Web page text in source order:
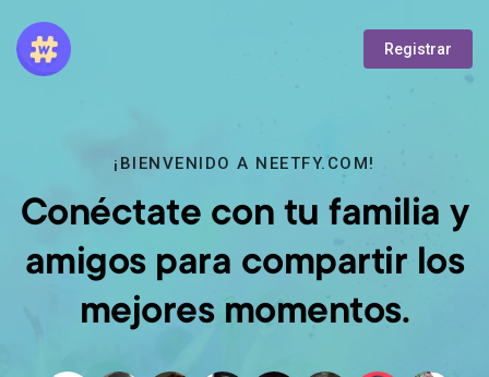
Registrar
¡BIENVENIDO A NEETFY.COM!
Conéctate con tu familia y
amigos para compartir los
mejores momentos.